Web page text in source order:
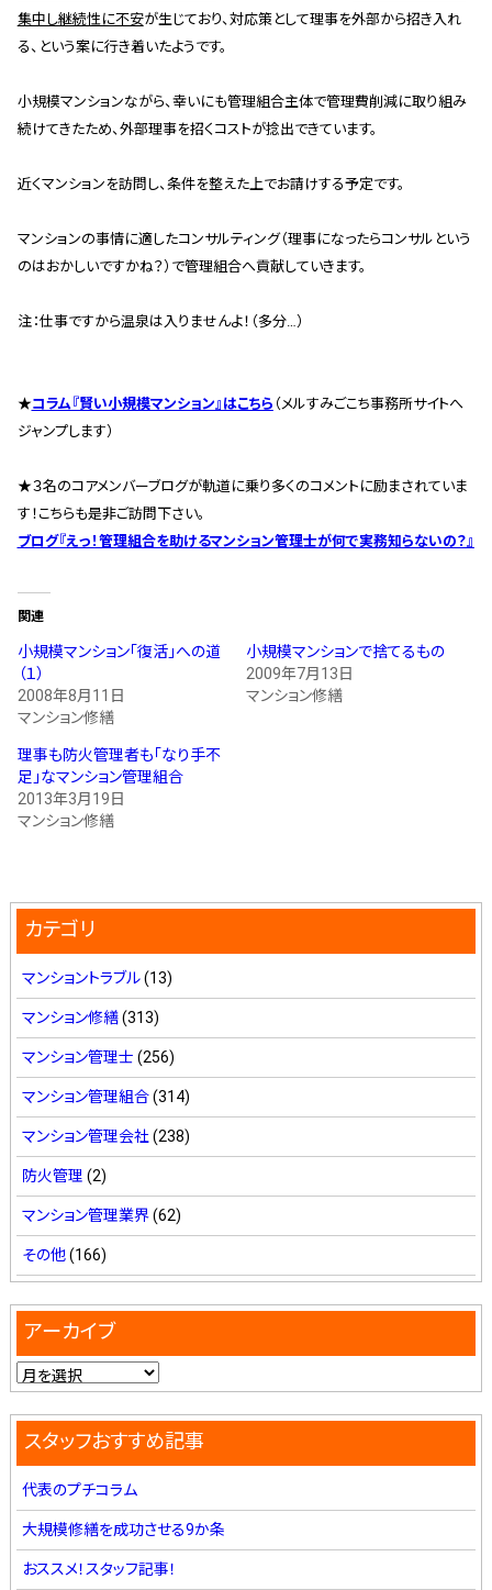
集中し継続性に不安が生じており、対応策として理事を外部から招き入れ
る、という案に行き着いたようです。
小規模マンションながら、幸いにも管理組合主体で管理費削減に取り組み
続けてきたため、外部理事を招くコストが捻出できています。
近くマンションを訪問し、条件を整えた上でお請けする予定です。
マンションの事情に適したコンサルティング（理事になったらコンサルという
のはおかしいですかね？）で管理組合へ貢献していきます。
注：仕事ですから温泉は入りませんよ！（多分…）
★コラム『賢い小規模マンション』はこちら （メルすみごこち事務所サイトへ
ジャンプします）
★３名のコアメンバーブログが軌道に乗り多くのコメントに励まされていま
す！こちらも是非ご訪問下さい。
ブログ『えっ！管理組合を助けるマンション管理士が何で実務知らないの？』
関連
小規模マンション「復活」への道
（１）
2008年8月11日
マンション修繕
小規模マンションで捨てるもの
2009年7月13日
マンション修繕
理事も防火管理者も｢なり手不
足｣なマンション管理組合
2013年3月19日
マンション修繕
カテゴリ
マンショントラブル(13)
マンション修繕(313)
マンション管理士 (256)
マンション管理組合(314)
マンション管理会社 (238)
防火管理 (2)
マンション管理業界(62)
その他(166)
アーカイブ
スタッフおすすめ記事
代表のプチコラム
大規模修繕を成功させる9か条
おススメ！スタッフ記事！
会社概要
経営理念 »
よくあるご質問
コラム